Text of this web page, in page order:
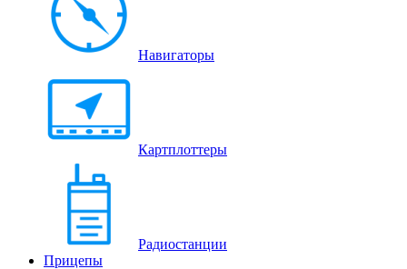
Навигаторы
Картплоттеры
Радиостанции
Прицепы